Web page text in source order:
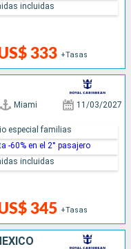
333 +Tasas
incluidas
Miami 11/03/2027
345 +Tasas
especial familias
-60% en el 2° pasajero
incluidas